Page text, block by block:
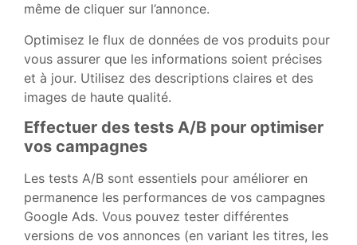
même de cliquer sur l’annonce.
Optimisez le flux de données de vos produits pour
vous assurer que les informations soient précises
et à jour. Utilisez des descriptions claires et des
images de haute qualité.
Effectuer des tests A/B pour optimiser
vos campagnes
Les tests A/B sont essentiels pour améliorer en
permanence les performances de vos campagnes
Google Ads. Vous pouvez tester différentes
versions de vos annonces (en variant les titres, les